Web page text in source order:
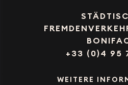
+33 (0)4 95
WEITERE